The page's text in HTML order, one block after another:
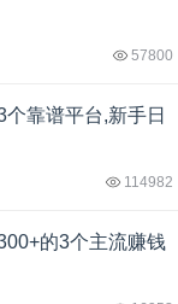
57800
靠谱平台,新手日
114982
的3个主流赚钱